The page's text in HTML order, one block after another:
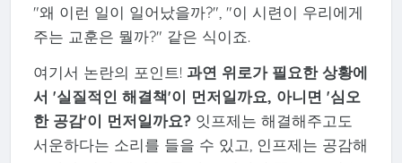
"왜 이런 일이 일어났을까?", "이 시련이 우리에게
주는 교훈은 뭘까?" 같은 식이죠.
여기서 논란의 포인트! 과연 위로가 필요한 상황에
서 '실질적인 해결책'이 먼저일까요, 아니면 '심오
한 공감'이 먼저일까요?잇프제는 해결해주고도
서운하다는 소리를 들을 수 있고, 인프제는 공감해